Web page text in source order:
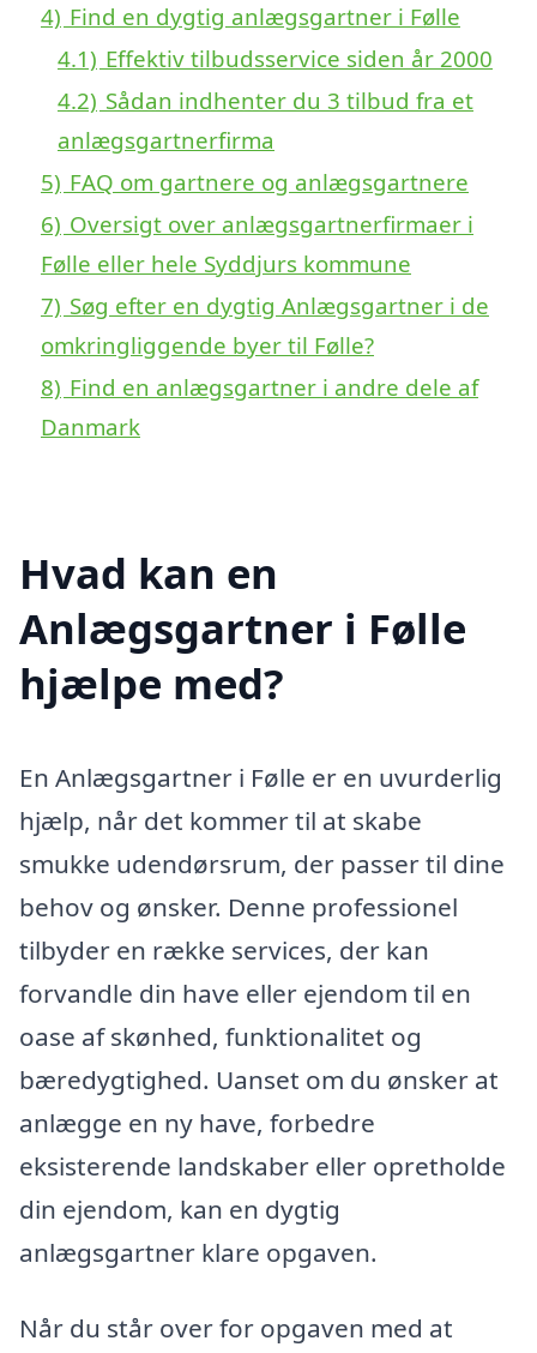
4) Find en dygtig anlægsgartner i Følle
4.1) Effektiv tilbudsservice siden år 2000
4.2) Sådan indhenter du 3 tilbud fra et
anlægsgartnerfirma
5) FAQ om gartnere og anlægsgartnere
6) Oversigt over anlægsgartnerfirmaer i
Følle eller hele Syddjurs kommune
7) Søg efter en dygtig Anlægsgartner i de
omkringliggende byer til Følle?
8) Find en anlægsgartner i andre dele af
Danmark
Hvad kan en
Anlægsgartner i Følle
hjælpe med?
En Anlægsgartner i Følle er en uvurderlig
hjælp, når det kommer til at skabe
smukke udendørsrum, der passer til dine
behov og ønsker. Denne professionel
tilbyder en række services, der kan
forvandle din have eller ejendom til en
oase af skønhed, funktionalitet og
bæredygtighed. Uanset om du ønsker at
anlægge en ny have, forbedre
eksisterende landskaber eller opretholde
din ejendom, kan en dygtig
anlægsgartner klare opgaven.
Når du står over for opgaven med at